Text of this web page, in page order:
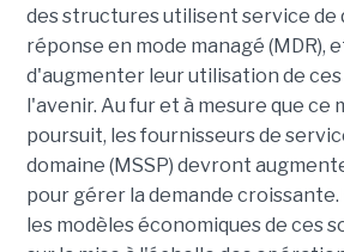
des structures utilisent service de
réponse en mode managé (MDR),
d'augmenter leur utilisation de ces
l'avenir. Au fur et à mesure que ce
poursuit, les fournisseurs de
domaine (MSSP) devront
pour gérer la demande
les modèles économiques de ces